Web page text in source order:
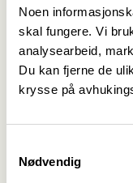
Noen
skal fungere. Vi
analysearbeid,
Du kan fjerne de
krysse på
Nødvendig
Rådgiver fra
veileder på
Delta